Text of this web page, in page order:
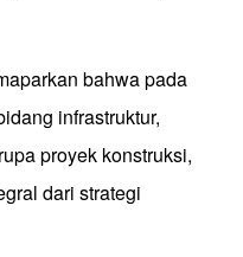
bahwa pada
infrastruktur,
proyek konstruksi,
dari strategi